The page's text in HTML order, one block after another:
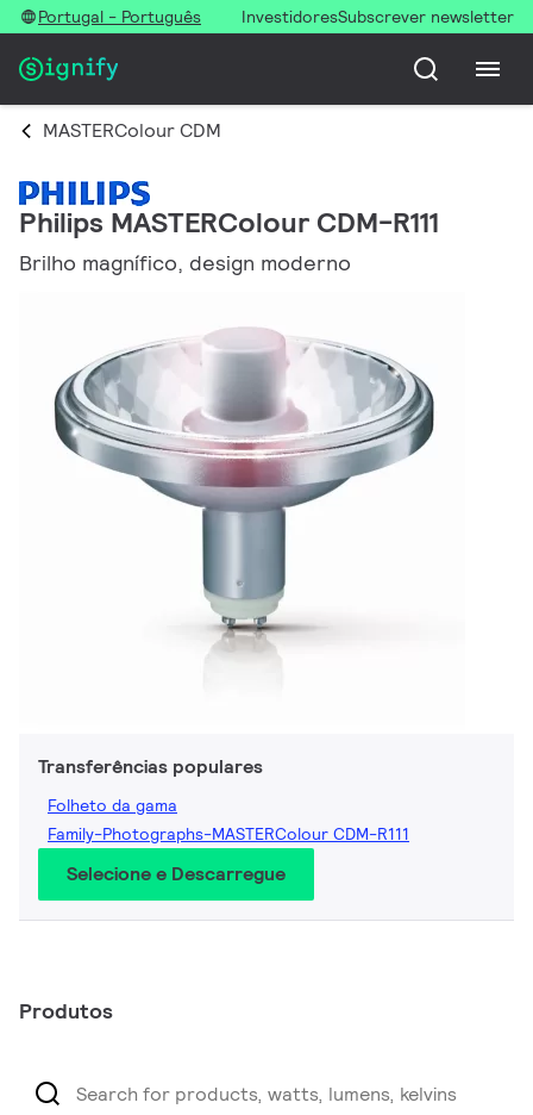
Portugal - Português InvestidoresSubscrever newsletter
MASTERColour CDM
Philips MASTERColour CDM-R111
Brilho magnífico, design moderno
Transferências populares
Folheto da gama
Family-Photographs-MASTERColour CDM-R111
Selecione e Descarregue
Produtos